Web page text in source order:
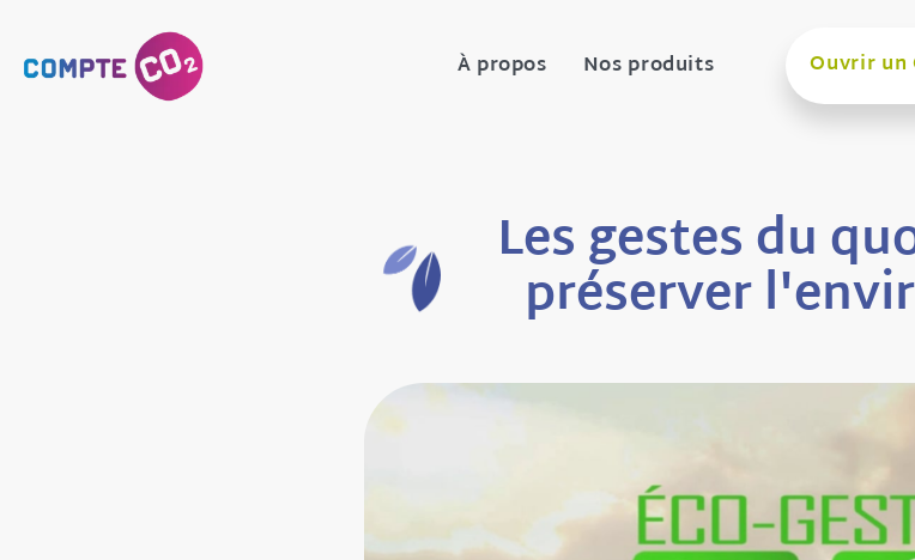
À propos Nos produits Ouvrir un
Les gestes du
préserver